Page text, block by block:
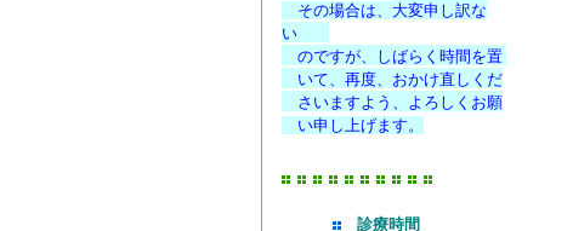
その場合は、 大変申し訳な
い
のですが、
しばらく時間を置
いて、 再度、おかけ直しくだ
さいますよう、よろしくお願
い申し上げます。
診療時間